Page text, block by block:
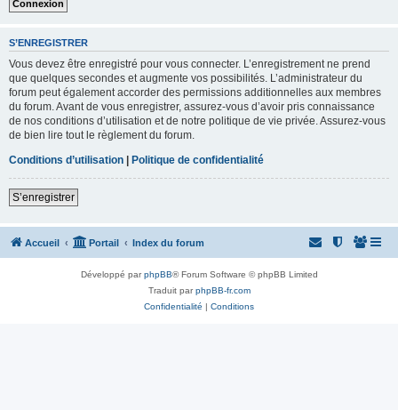
S’ENREGISTRER
Vous devez être enregistré pour vous connecter. L’enregistrement ne prend
que quelques secondes et augmente vos possibilités. L’administrateur du
forum peut également accorder des permissions additionnelles aux membres
du forum. Avant de vous enregistrer, assurez-vous d’avoir pris connaissance
de nos conditions d’utilisation et de notre politique de vie privée. Assurez-vous
de bien lire tout le règlement du forum.
Conditions d’utilisation | Politique de confidentialité
S’enregistrer
Accueil Portail Index du forum
Développé parphpBB® Forum Software © phpBB Limited
Traduit parphpBB-fr.com
Confidentialité | Conditions